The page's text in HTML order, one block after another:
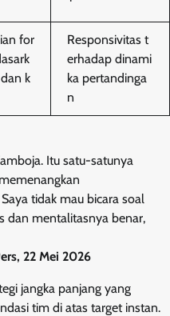
for
k
Responsivitas t
erhadap dinami
ka pertandinga
n
Itu satu-satunya
tidak mau bicara soal
dan mentalitasnya benar,
22 Mei 2026
jangka panjang yang
tim di atas target instan.